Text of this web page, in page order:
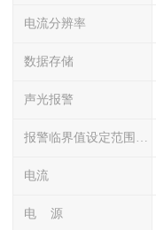
电流分辨率
数据存储
声光报警
电流
电 源